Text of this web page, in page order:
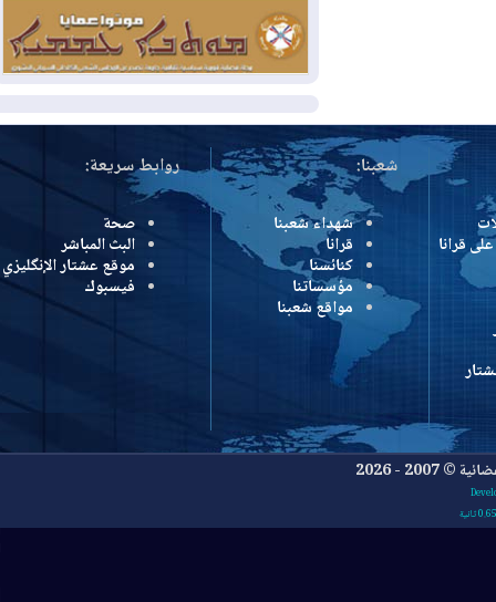
2026-08-03
العراق يؤكد مجدداً التزامه
بمنع الهجمات على الدول المجاورة
شعبنا:
شهداء شعبنا
قرانا
كنائسنا
مؤسساتنا
مواقع شعبنا
روابط سريعة:
صحة
البث المباشر
موقع عشتار الإنگليزي
فيسبوك
2026